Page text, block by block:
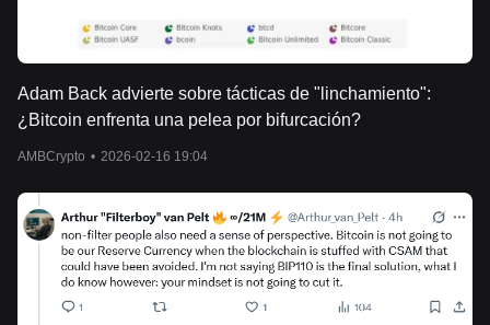
Adam Back advierte sobre tácticas de "linchamiento":
¿Bitcoin enfrenta una pelea por bifurcación?
AMBCrypto • 2026-02-16 19:04